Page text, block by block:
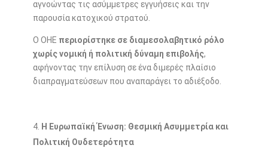
αγνοώντας τις ασύμμετρες εγγυήσεις και την
παρουσία κατοχικού στρατού.
Ο ΟΗΕ περιορίστηκε σε διαμεσολαβητικό ρόλο
χωρίς νομική ή πολιτική δύναμη επιβολής,
αφήνοντας την επίλυση σε ένα διμερές πλαίσιο
διαπραγματεύσεων που αναπαράγει το αδιέξοδο.
Η Ευρωπαϊκή Ένωση: Θεσμική Ασυμμετρία και
Πολιτική Ουδετερότητα